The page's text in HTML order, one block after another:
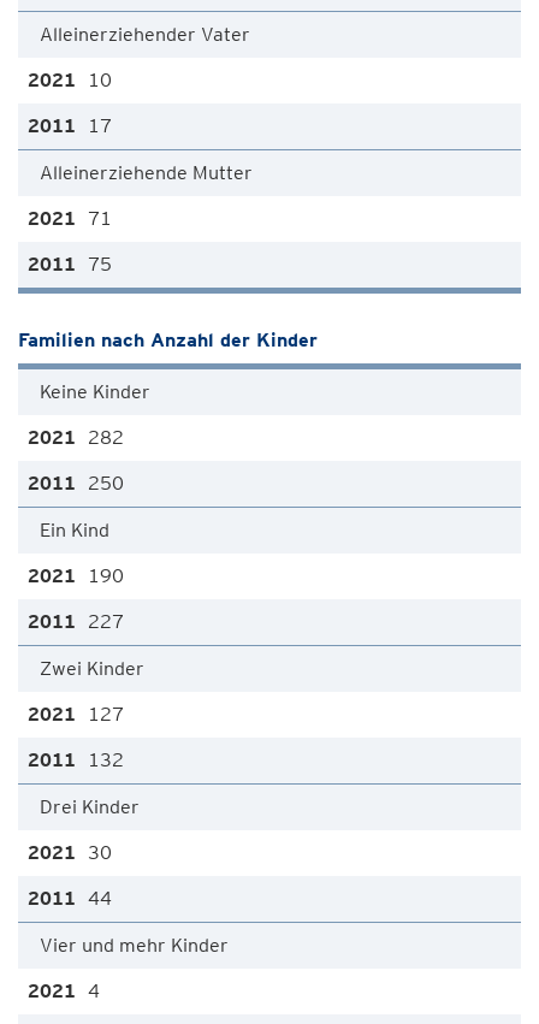
Alleinerziehender Vater
10
17
Alleinerziehende Mutter
71
75
Familien nach Anzahl der Kinder
Keine Kinder
282
250
Ein Kind
190
227
Zwei Kinder
127
132
Drei Kinder
30
44
Vier und mehr Kinder
4